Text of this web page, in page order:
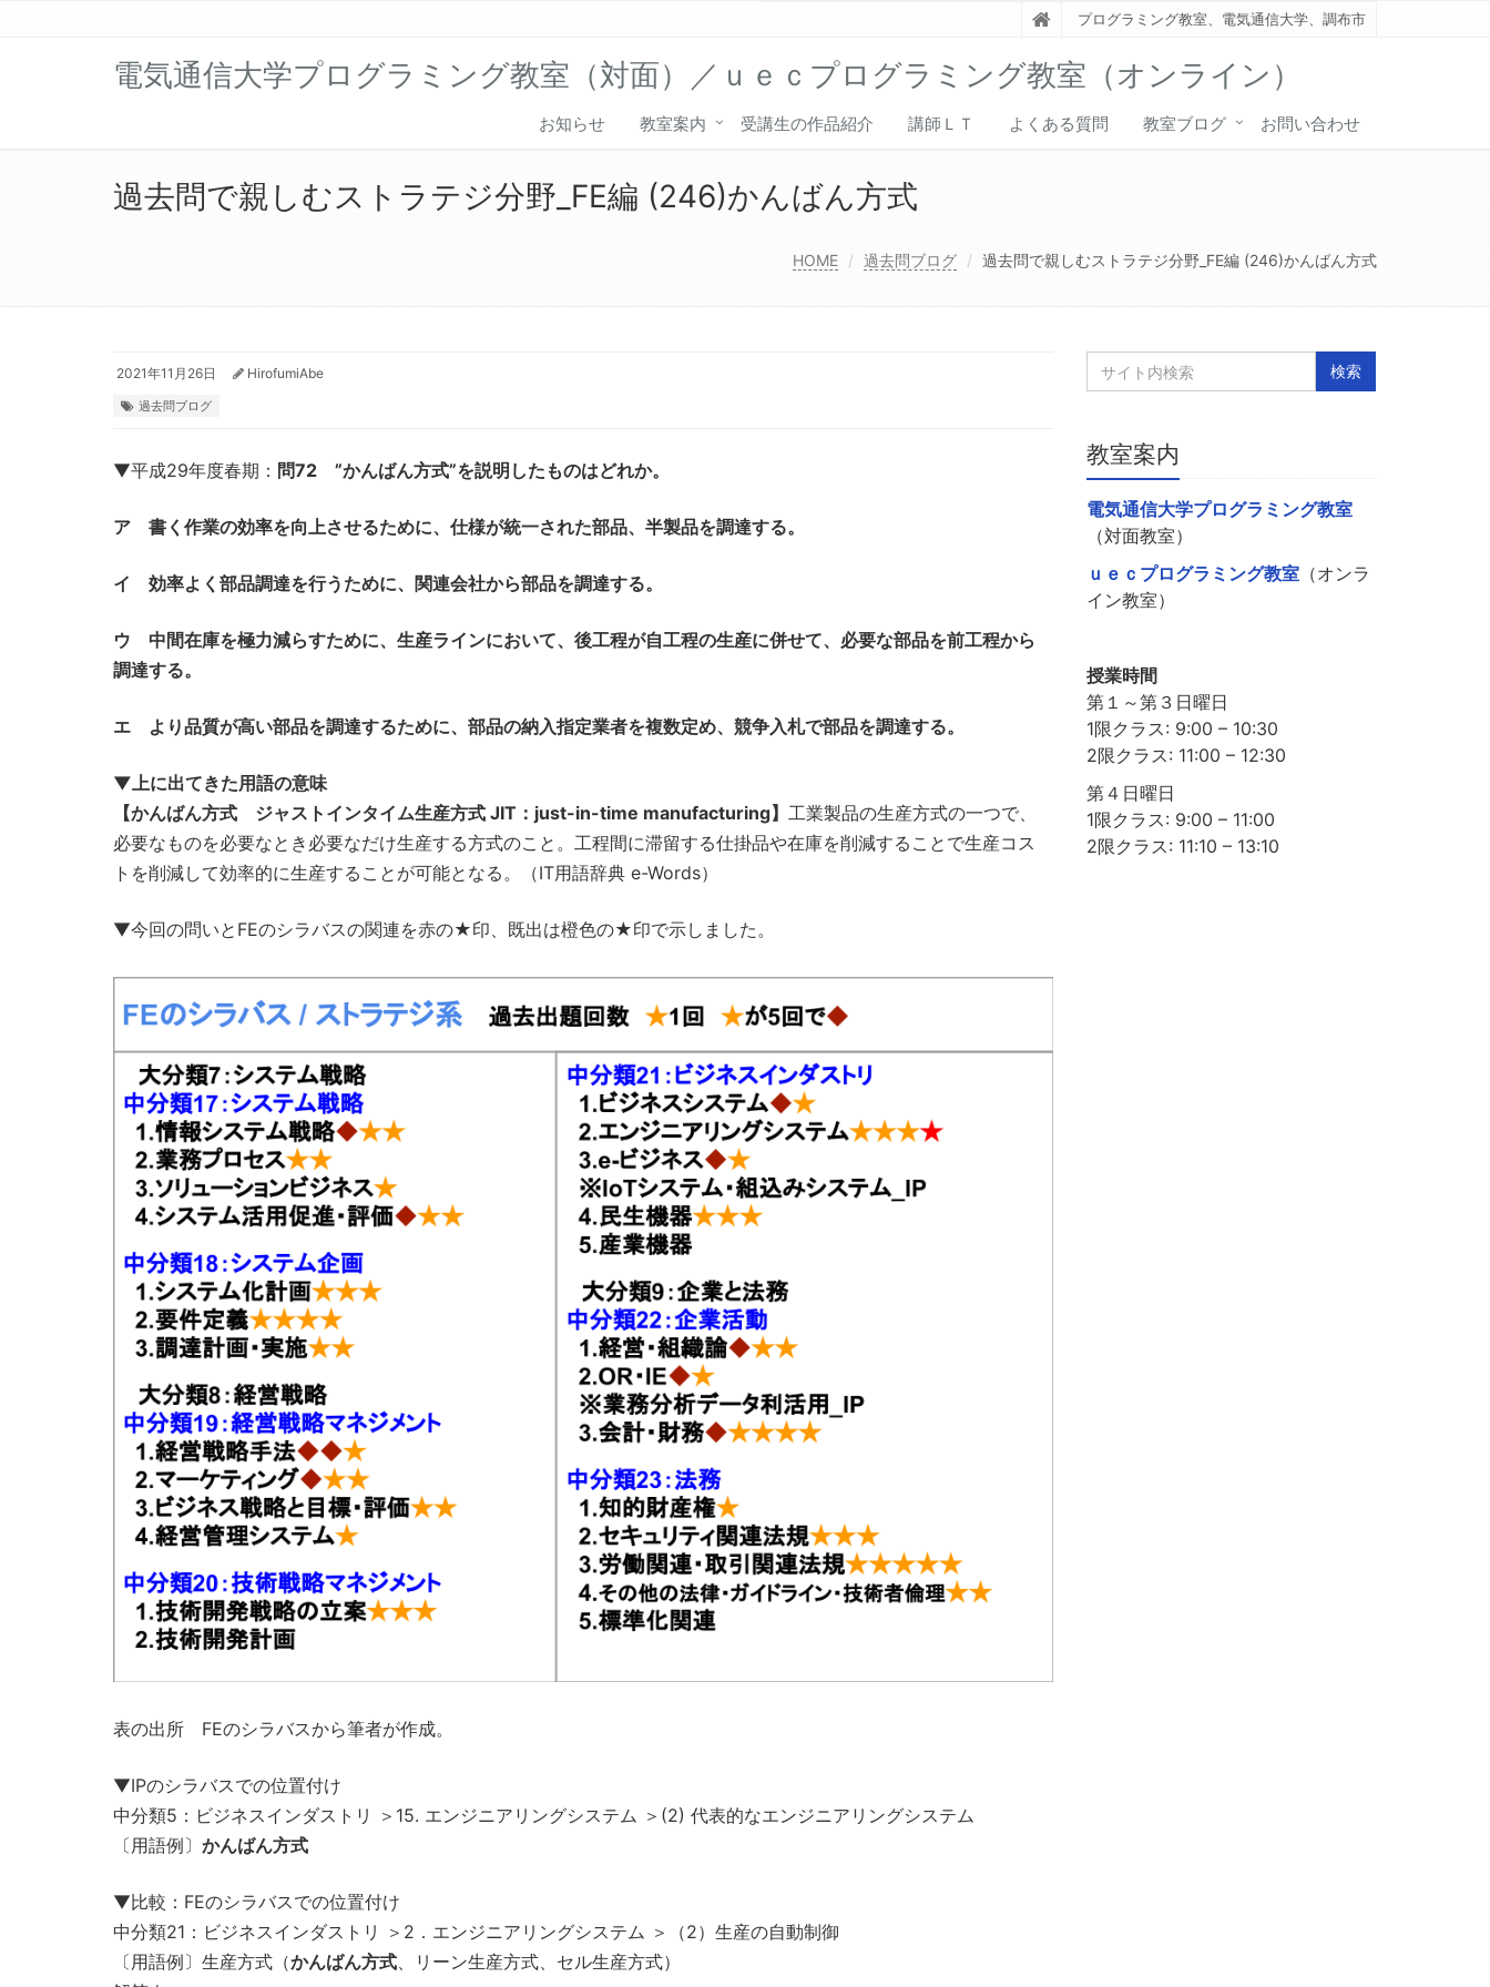
プログラミング教室、電気通信大学、調布市
電気通信大学プログラミング教室（対面）／ｕｅｃプログラミング教室（オンライン）
お知らせ 教室案内 受講生の作品紹介 講師ＬＴ よくある質問 教室ブログ お問い合わせ
過去問で親しむストラテジ分野_FE編 (246)かんばん方式
HOME 過去問ブログ 過去問で親しむストラテジ分野_FE編 (246)かんばん方式
2021年11月26日 HirofumiAbe
過去問ブログ
▼平成29年度春期： 問72 ”かんばん方式”を説明したものはどれか。
ア 書く作業の効率を向上させるために、仕様が統一された部品、半製品を調達する。
イ 効率よく部品調達を行うために、関連会社から部品を調達する。
ウ 中間在庫を極力減らすために、生産ラインにおいて、後工程が自工程の生産に併せて、必要な部品を前工程から
調達する。
エ より品質が高い部品を調達するために、部品の納入指定業者を複数定め、競争入札で部品を調達する。
▼上に出てきた用語の意味
【かんばん方式 ジャストインタイム生産方式 JIT：just-in-time manufacturing】 工業製品の生産方式の一つで、
必要なものを必要なとき必要なだけ生産する方式のこと。工程間に滞留する仕掛品や在庫を削減することで生産コス
トを削減して効率的に生産することが可能となる。（IT用語辞典 e-Words）
▼今回の問いとFEのシラバスの関連を赤の★印、既出は橙色の★印で示しました。
表の出所 FEのシラバスから筆者が作成。
▼IPのシラバスでの位置付け
中分類5：ビジネスインダストリ ＞15. エンジニアリングシステム ＞(2) 代表的なエンジニアリングシステム
〔用語例〕 かんばん方式
▼比較：FEのシラバスでの位置付け
中分類21：ビジネスインダストリ ＞2．エンジニアリングシステム ＞（2）生産の自動制御
〔用語例〕生産方式（かんばん方式 、リーン生産方式、セル生産方式）
教室案内
電気通信大学プログラミング教室
（対面教室）
ｕｅｃプログラミング教室（オンラ
イン教室）
授業時間
第１～第３日曜日
1限クラス: 9:00 – 10:30
2限クラス: 11:00 – 12:30
第４日曜日
1限クラス: 9:00 – 11:00
2限クラス: 11:10 – 13:10